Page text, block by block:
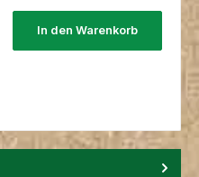
In den Warenkorb